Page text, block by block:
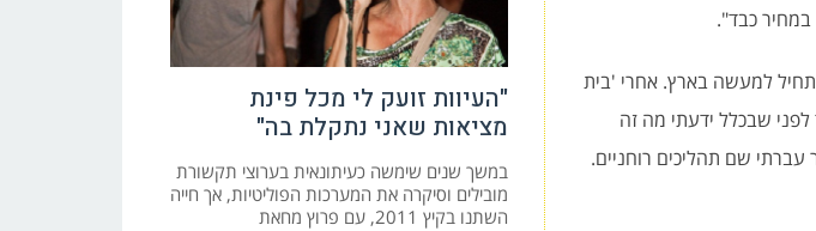
במחיר כבד".
התחיל למעשה בארץ. אחרי 'בית
לפני שבכלל ידעתי מה זה
עברתי שם תהליכים רוחניים.
"העיוות זועק לי מכל פינת
מציאות שאני נתקלת בה"
במשך שנים שימשה כעיתונאית בערוצי תקשורת
מובילים וסיקרה את המערכות הפוליטיות, אך חייה
השתנו בקיץ 2011, עם פרוץ מחאת